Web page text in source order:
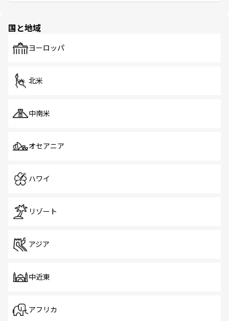
で、ホーカーズは地元の風情を楽しめる外せないスポット
国と地域
ヨーロッパ
北米
中南米
オセアニア
ハワイ
リゾート
アジア
中近東
アフリカ